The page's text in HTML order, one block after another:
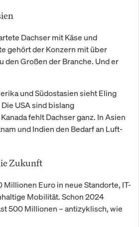
Dachser mit Käse und
gehört der Konzern mit über
den Großen der Branche. Und er
und Südostasien sieht Eling
USA sind bislang
fehlt Dachser ganz. In Asien
und Indien den Bedarf an Luft-
Zukunft
Euro in neue Standorte, IT-
Mobilität. Schon 2024
500 Millionen – antizyklisch, wie